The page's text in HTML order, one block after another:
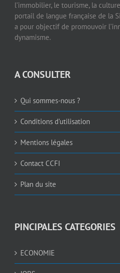
l’immobilier, le tourisme, la
portail de langue française de la
a pour objectif de promouvoir
dynamisme.
A CONSULTER
Qui sommes-nous ?
Conditions d’utilisation
Mentions légales
Contact CCFI
Plan du site
PINCIPALES CATEGORIES
ECONOMIE